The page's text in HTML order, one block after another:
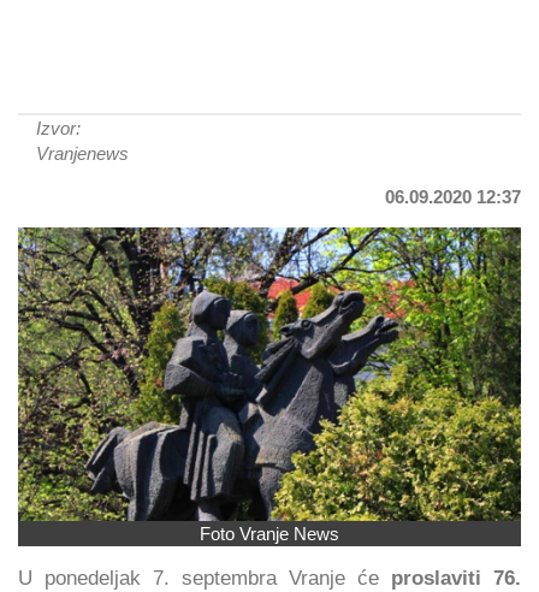
Izvor:
Vranjenews
06.09.2020 12:37
Foto Vranje News
U ponedeljak 7. septembra Vranje će proslaviti 76.